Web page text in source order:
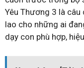
Yêu Thương 3 là
lao cho những ai
dạy con phù hợp,